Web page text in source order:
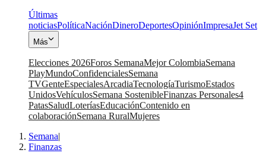
Últimas
noticiasPolíticaNaciónDineroDeportesOpiniónImpresaJet Set
Más
Elecciones 2026Foros SemanaMejor ColombiaSemana
PlayMundoConfidencialesSemana
TVGenteEspecialesArcadiaTecnologíaTurismoEstados
UnidosVehículosSemana SostenibleFinanzas Personales4
PatasSaludLoteríasEducaciónContenido en
colaboraciónSemana RuralMujeres
Semana|
Finanzas